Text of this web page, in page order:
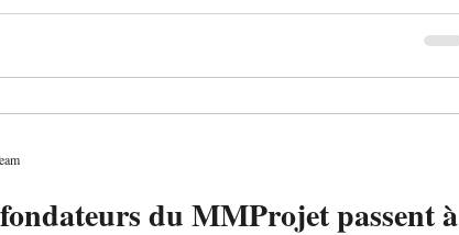
du MMProjet passent à